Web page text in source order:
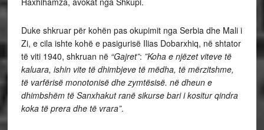
Duke shkruar për kohën pas okupimit nga Serbia dhe Mali i
Zi, e cila ishte kohë e pasigurisë Ilias Dobarxhiq, në shtator
të viti 1940, shkruan në “Gajret”: ”Koha e njëzet viteve të
kaluara, ishin vite të dhimbjeve të mëdha, të mërzitshme,
të varfërisë monotonisë dhe zymtësisë. në dheun e
dhimbshëm të Sanxhakut ranë sikurse bari i kositur qindra
koka të prera dhe të vrara”.